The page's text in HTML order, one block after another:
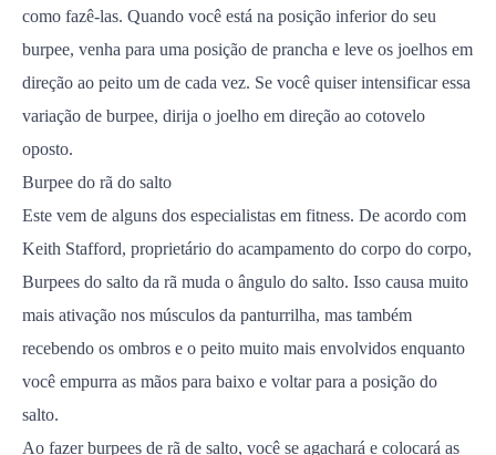
como fazê-las. Quando você está na posição inferior do seu
burpee, venha para uma posição de prancha e leve os joelhos em
direção ao peito um de cada vez. Se você quiser intensificar essa
variação de burpee, dirija o joelho em direção ao cotovelo
oposto.
Burpee do rã do salto
Este vem de alguns dos especialistas em fitness. De acordo com
Keith Stafford, proprietário do acampamento do corpo do corpo,
Burpees do salto da rã muda o ângulo do salto. Isso causa muito
mais ativação nos músculos da panturrilha, mas também
recebendo os ombros e o peito muito mais envolvidos enquanto
você empurra as mãos para baixo e voltar para a posição do
salto.
Ao fazer burpees de rã de salto, você se agachará e colocará as